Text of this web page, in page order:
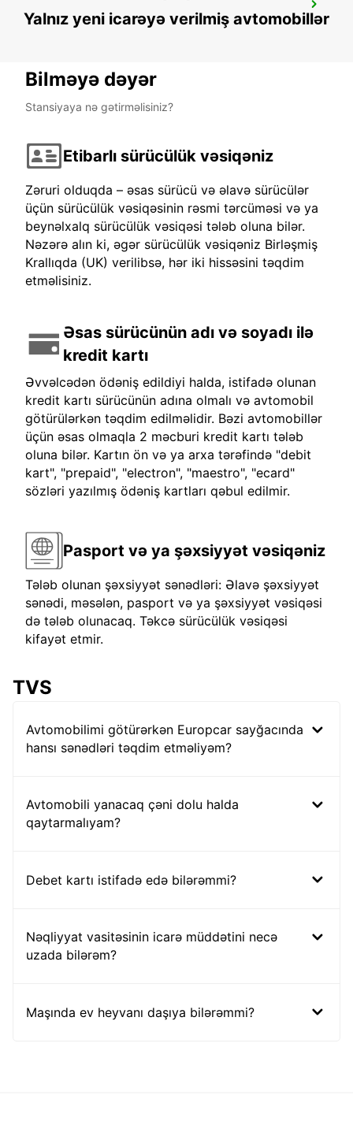
ROME CORSO FRANCIA
ROMA - ITALY
Yalnız yeni icarəyə verilmiş avtomobillər
Bilməyə dəyər
Stansiyaya nə gətirməlisiniz?
Etibarlı sürücülük vəsiqəniz
Zəruri olduqda – əsas sürücü və əlavə sürücülər
üçün sürücülük vəsiqəsinin rəsmi tərcüməsi və ya
beynəlxalq sürücülük vəsiqəsi tələb oluna bilər.
Nəzərə alın ki, əgər sürücülük vəsiqəniz Birləşmiş
Krallıqda (UK) verilibsə, hər iki hissəsini təqdim
etməlisiniz.
Əsas sürücünün adı və soyadı ilə
kredit kartı
Əvvəlcədən ödəniş edildiyi halda, istifadə olunan
kredit kartı sürücünün adına olmalı və avtomobil
götürülərkən təqdim edilməlidir. Bəzi avtomobillər
üçün əsas olmaqla 2 məcburi kredit kartı tələb
oluna bilər. Kartın ön və ya arxa tərəfində "debit
kart", "prepaid", "electron", "maestro", "ecard"
sözləri yazılmış ödəniş kartları qəbul edilmir.
Pasport və ya şəxsiyyət vəsiqəniz
Tələb olunan şəxsiyyət sənədləri: Əlavə şəxsiyyət
sənədi, məsələn, pasport və ya şəxsiyyət vəsiqəsi
də tələb olunacaq. Təkcə sürücülük vəsiqəsi
kifayət etmir.
TVS
Avtomobilimi götürərkən Europcar sayğacında
hansı sənədləri təqdim etməliyəm?
Avtomobili yanacaq çəni dolu halda
qaytarmalıyam?
Debet kartı istifadə edə bilərəmmi?
Nəqliyyat vasitəsinin icarə müddətini necə
uzada bilərəm?
Maşında ev heyvanı daşıya bilərəmmi?